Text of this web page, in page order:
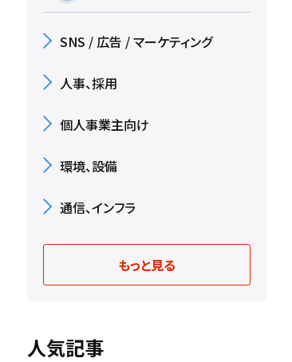
SNS / 広告 / マーケティング
人事、採用
個人事業主向け
環境、設備
通信、インフラ
もっと見る
人気記事